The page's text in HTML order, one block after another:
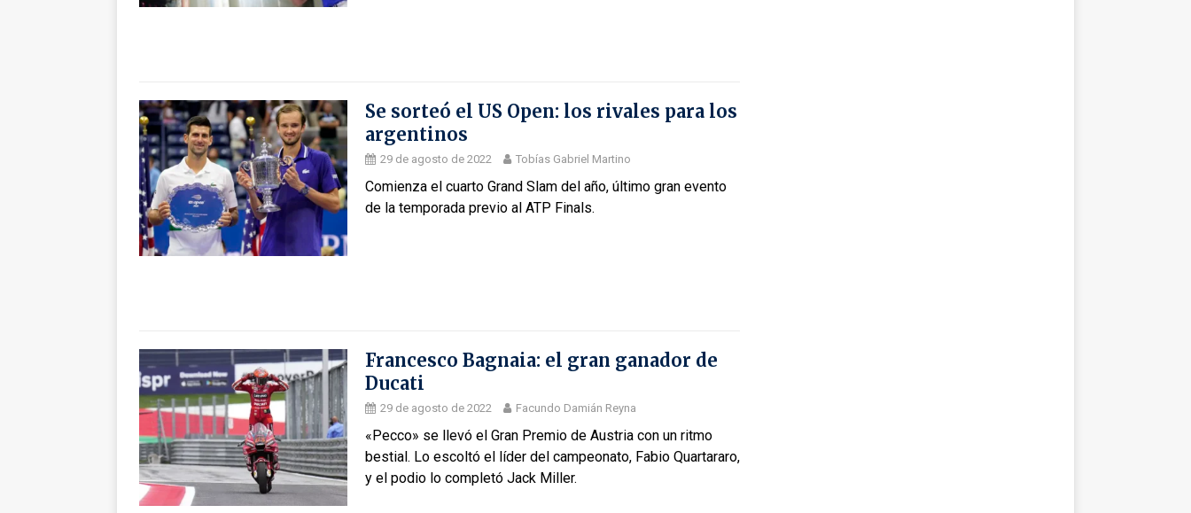
Se sorteó el US Open: los rivales para los
argentinos
29 de agosto de 2022 Tobías Gabriel Martino
Comienza el cuarto Grand Slam del año, último gran evento
de la temporada previo al ATP Finals.
Francesco Bagnaia: el gran ganador de
Ducati
29 de agosto de 2022 Facundo Damián Reyna
«Pecco» se llevó el Gran Premio de Austria con un ritmo
bestial. Lo escoltó el líder del campeonato, Fabio Quartararo,
y el podio lo completó Jack Miller.